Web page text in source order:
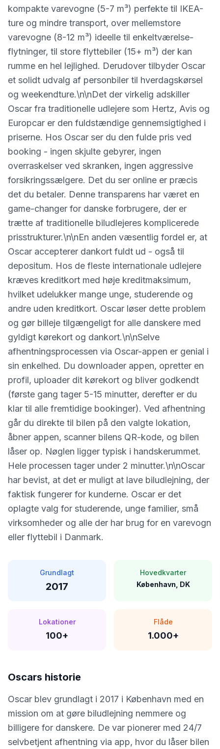
kompakte varevogne (5-7 m³) perfekte til IKEA-
ture og mindre transport, over mellemstore
varevogne (8-12 m³) ideelle til enkeltværelse-
flytninger, til store flyttebiler (15+ m³) der kan
rumme en hel lejlighed. Derudover tilbyder Oscar
et solidt udvalg af personbiler til hverdagskørsel
og weekendture.\n\nDet der virkelig adskiller
Oscar fra traditionelle udlejere som Hertz, Avis og
Europcar er den fuldstændige gennemsigtighed i
priserne. Hos Oscar ser du den fulde pris ved
booking - ingen skjulte gebyrer, ingen
overraskelser ved skranken, ingen aggressive
forsikringssælgere. Det du ser online er præcis
det du betaler. Denne transparens har været en
game-changer for danske forbrugere, der er
trætte af traditionelle biludlejeres komplicerede
prisstrukturer.\n\nEn anden væsentlig fordel er, at
Oscar accepterer dankort fuldt ud - også til
depositum. Hos de fleste internationale udlejere
kræves kreditkort med høje kreditmaksimum,
hvilket udelukker mange unge, studerende og
andre uden kreditkort. Oscar løser dette problem
og gør billeje tilgængeligt for alle danskere med
gyldigt kørekort og dankort.\n\nSelve
afhentningsprocessen via Oscar-appen er genial i
sin enkelhed. Du downloader appen, opretter en
profil, uploader dit kørekort og bliver godkendt
(første gang tager 5-15 minutter, derefter er du
klar til alle fremtidige bookinger). Ved afhentning
går du direkte til bilen på den valgte lokation,
åbner appen, scanner bilens QR-kode, og bilen
låser op. Nøglen ligger typisk i handskerummet.
Hele processen tager under 2 minutter.\n\nOscar
har bevist, at det er muligt at lave biludlejning, der
faktisk fungerer for kunderne. Oscar er det
oplagte valg for studerende, unge familier, små
virksomheder og alle der har brug for en varevogn
eller flyttebil i Danmark.
Grundlagt
2017
Hovedkvarter
København, DK
Lokationer
100+
Flåde
1.000+
Oscars historie
Oscar blev grundlagt i 2017 i København med en
mission om at gøre biludlejning nemmere og
billigere for danskere. De var pionerer med 24/7
selvbetjent afhentning via app, hvor du låser bilen